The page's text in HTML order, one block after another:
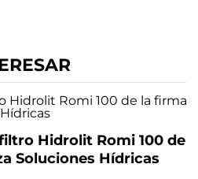
Hidrolit Romi 100 de
Soluciones Hídricas